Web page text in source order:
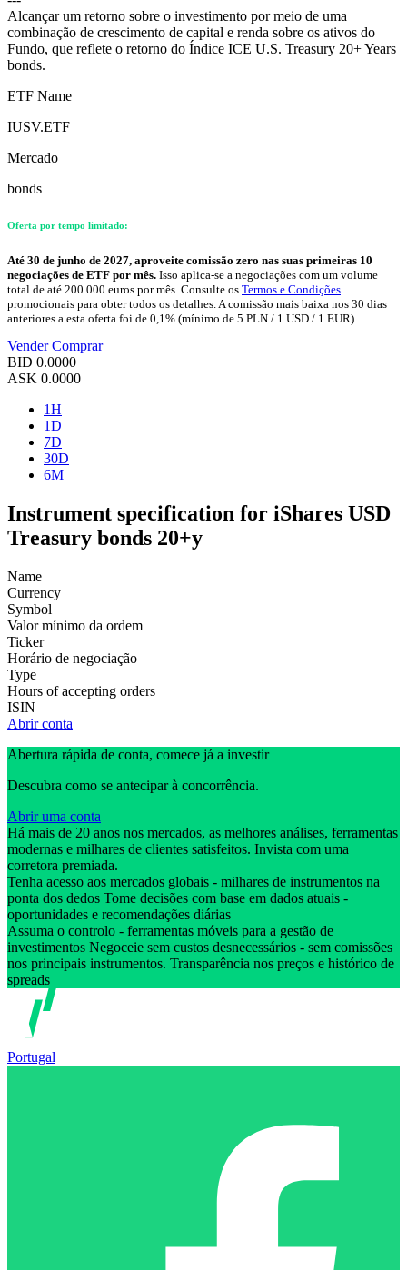
Alcançar um retorno sobre o investimento por meio de uma
combinação de crescimento de capital e renda sobre os ativos do
Fundo, que reflete o retorno do Índice ICE U.S. Treasury 20+ Years
bonds.
ETF Name
IUSV.ETF
Mercado
bonds
Oferta por tempo limitado:
Até 30 de junho de 2027, aproveite comissão zero nas suas primeiras 10
negociações de ETF por mês. Isso aplica-se a negociações com um volume
total de até 200.000 euros por mês. Consulte os Termos e Condições
promocionais para obter todos os detalhes. A comissão mais baixa nos 30 dias
anteriores a esta oferta foi de 0,1% (mínimo de 5 PLN / 1 USD / 1 EUR).
VenderComprar
BID 0.0000
ASK 0.0000
1H
1D
7D
30D
6M
Instrument specification for iShares USD
Treasury bonds 20+y
Name
Currency
Symbol
Valor mínimo da ordem
Ticker
Horário de negociação
Type
Hours of accepting orders
ISIN
Abrir conta
Abertura rápida de conta, comece já a investir
Descubra como se antecipar à concorrência.
Abrir uma conta
Há mais de 20 anos nos mercados, as melhores análises, ferramentas
modernas e milhares de clientes satisfeitos. Invista com uma
corretora premiada.
Tenha acesso aos mercados globais - milhares de instrumentos na
ponta dos dedos Tome decisões com base em dados atuais -
oportunidades e recomendações diárias
Assuma o controlo - ferramentas móveis para a gestão de
investimentos Negoceie sem custos desnecessários - sem comissões
nos principais instrumentos. Transparência nos preços e histórico de
spreads
Portugal